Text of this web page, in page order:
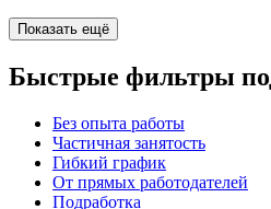
Показать ещё
Быстрые фильтры
Без опыта работы
Частичная занятость
Гибкий график
От прямых работодателей
Подработка